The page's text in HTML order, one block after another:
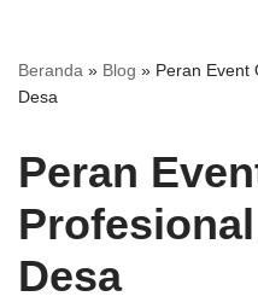
Beranda » Blog » Peran Event
Desa
Peran
Desa